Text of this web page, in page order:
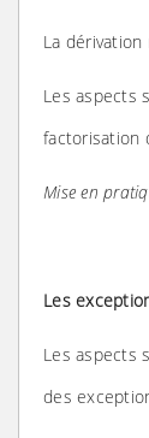
La dérivation
Les aspects
factorisation
Mise en
Les
Les aspects
des